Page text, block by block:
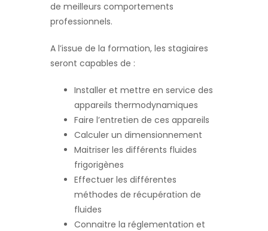
de meilleurs comportements
professionnels.
A l’issue de la formation, les stagiaires
seront capables de :
Installer et mettre en service des
appareils thermodynamiques
Faire l’entretien de ces appareils
Calculer un dimensionnement
Maitriser les différents fluides
frigorigènes
Effectuer les différentes
méthodes de récupération de
fluides
Connaitre la réglementation et